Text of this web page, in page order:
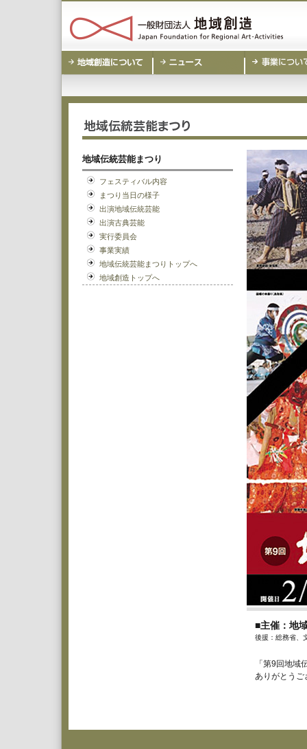
地域伝統芸能まつり
フェスティバル内容
まつり当日の様子
出演地域伝統芸能
出演古典芸能
実行委員会
事業実績
地域伝統芸能まつりトップへ
地域創造トップへ
■主催：地
後援：総務省、
「第9回地域
ありがとうご